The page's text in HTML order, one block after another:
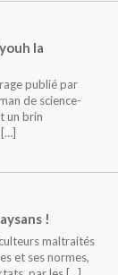
la
publié par
de science-
un brin
!
maltraités
et ses normes,